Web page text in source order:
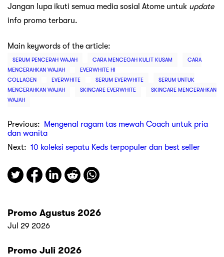
Jangan lupa ikuti semua media sosial Atome untuk update
info promo terbaru.
Main keywords of the article:
SERUM PENCERAH WAJAH CARA MENCEGAH KULIT KUSAM
CARA
MENCERAHKAN WAJAH
EVERWHITE HI
COLLAGEN
EVERWHITE SERUM EVERWHITE
SERUM UNTUK
MENCERAHKAN WAJAH
SKINCARE EVERWHITE
SKINCARE MENCERAHKAN
WAJAH
Previous:
Mengenal ragam tas mewah Coach untuk pria
dan wanita
Next: 10 koleksi sepatu Keds terpopuler dan best seller
Promo Agustus 2026
Jul 29 2026
Promo Juli 2026